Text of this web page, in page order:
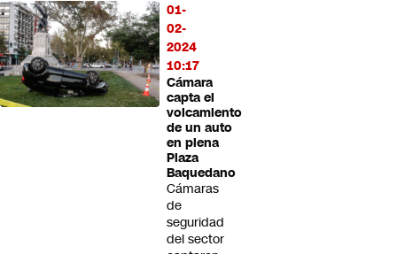
01-
02-
2024
10:17
Cámara
capta el
volcamiento
de un auto
en plena
Plaza
Baquedano
Cámaras
de
seguridad
del sector